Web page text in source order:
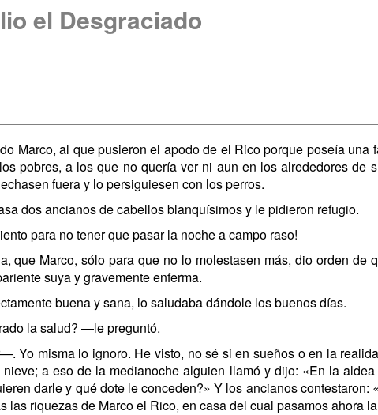
el Desgraciado
Marco, al que pusieron el apodo de el Rico porque poseía una
pobres, a los que no quería ver ni aun en los alrededores de
fuera y lo persiguiesen con los perros.
dos ancianos de cabellos blanquísimos y le pidieron refugio.
para no tener que pasar la noche a campo raso!
que Marco, sólo para que no lo molestasen más, dio orden de
suya y gravemente enferma.
buena y sana, lo saludaba dándole los buenos días.
la salud? —le preguntó.
Yo misma lo ignoro. He visto, no sé si en sueños o en la
a eso de la medianoche alguien llamó y dijo: «En la
darle y qué dote le conceden?» Y los ancianos
las riquezas de Marco el Rico, en casa del cual pasamos ahora